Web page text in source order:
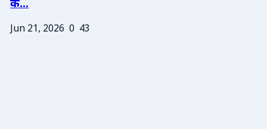
के...
Jun 21, 2026 0 43